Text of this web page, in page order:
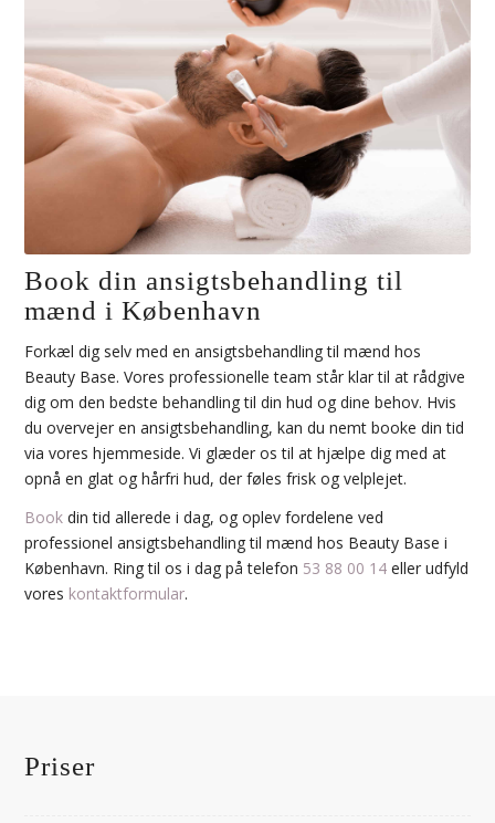
Book din ansigtsbehandling til
mænd i København
Forkæl dig selv med en ansigtsbehandling til mænd hos
Beauty Base. Vores professionelle team står klar til at rådgive
dig om den bedste behandling til din hud og dine behov. Hvis
du overvejer en ansigtsbehandling, kan du nemt booke din tid
via vores hjemmeside. Vi glæder os til at hjælpe dig med at
opnå en glat og hårfri hud, der føles frisk og velplejet.
Book din tid allerede i dag, og oplev fordelene ved
professionel ansigtsbehandling til mænd hos Beauty Base i
København. Ring til os i dag på telefon 53 88 00 14 eller udfyld
vores kontaktformular.
Priser